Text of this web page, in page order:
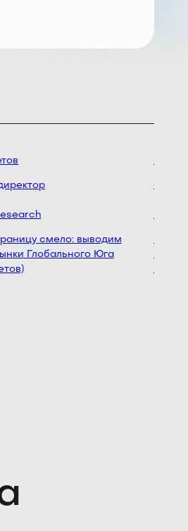
смело: выводим
Глобального Юга
Chief